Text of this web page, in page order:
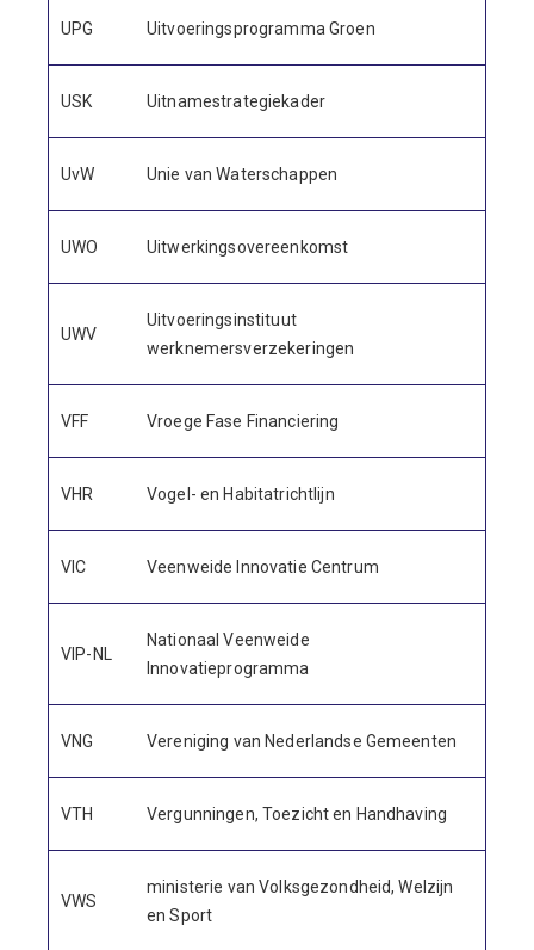
UPG Uitvoeringsprogramma Groen
USK Uitnamestrategiekader
UvW Unie van Waterschappen
UWO Uitwerkingsovereenkomst
UWV
Uitvoeringsinstituut
werknemersverzekeringen
VFF Vroege Fase Financiering
VHR Vogel- en Habitatrichtlijn
VIC Veenweide Innovatie Centrum
VIP-NL
Nationaal Veenweide
Innovatieprogramma
VNG Vereniging van Nederlandse Gemeenten
VTH Vergunningen, Toezicht en Handhaving
VWS
ministerie van Volksgezondheid, Welzijn
en Sport